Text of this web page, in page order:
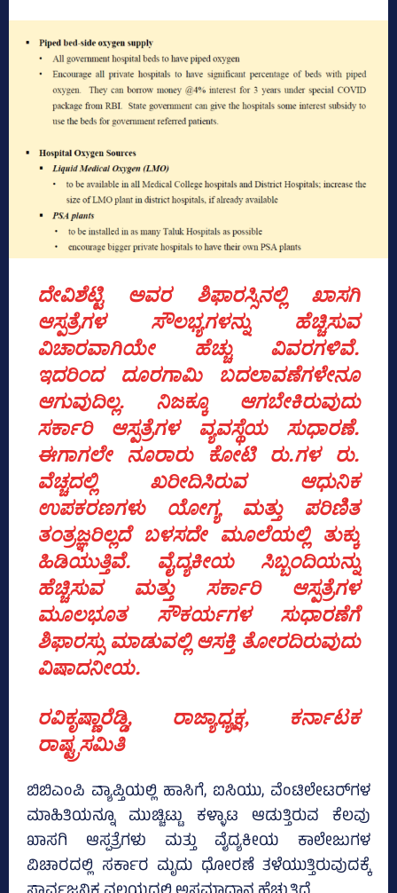
ದೇವಿಶೆಟ್ಟಿ ಅವರ ಶಿಫಾರಸ್ಸಿನಲ್ಲಿ ಖಾಸಗಿ
ಆಸ್ಪತ್ರೆಗಳ ಸೌಲಭ್ಯಗಳನ್ನು ಹೆಚ್ಚಿಸುವ
ವಿಚಾರವಾಗಿಯೇ ಹೆಚ್ಚು ವಿವರಗಳಿವೆ.
ಇದರಿಂದ ದೂರಗಾಮಿ ಬದಲಾವಣೆಗಳೇನೂ
ಆಗುವುದಿಲ್ಲ. ನಿಜಕ್ಕೂ ಆಗಬೇಕಿರುವುದು
ಸರ್ಕಾರಿ ಆಸ್ಪತ್ರೆಗಳ ವ್ಯವಸ್ಥೆಯ ಸುಧಾರಣೆ.
ಈಗಾಗಲೇ ನೂರಾರು ಕೋಟಿ ರು.ಗಳ ರು.
ವೆಚ್ಚದಲ್ಲಿ ಖರೀದಿಸಿರುವ ಆಧುನಿಕ
ಉಪಕರಣಗಳು ಯೋಗ್ಯ ಮತ್ತು ಪರಿಣಿತ
ತಂತ್ರಜ್ಞರಿಲ್ಲದೆ ಬಳಸದೇ ಮೂಲೆಯಲ್ಲಿ ತುಕ್ಕು
ಹಿಡಿಯುತ್ತಿವೆ. ವೈದ್ಯಕೀಯ ಸಿಬ್ಬಂದಿಯನ್ನು
ಹೆಚ್ಚಿಸುವ ಮತ್ತು ಸರ್ಕಾರಿ ಆಸ್ಪತ್ರೆಗಳ
ಮೂಲಭೂತ ಸೌಕರ್ಯಗಳ ಸುಧಾರಣೆಗೆ
ಶಿಫಾರಸ್ಸು ಮಾಡುವಲ್ಲಿ ಆಸಕ್ತಿ ತೋರದಿರುವುದು
ವಿಷಾದನೀಯ.
ರವಿಕೃಷ್ಣಾರೆಡ್ಡಿ, ರಾಜ್ಯಾಧ್ಯಕ್ಷ, ಕರ್ನಾಟಕ
ರಾಷ್ಟ್ರಸಮಿತಿ
ಬಿಬಿಎಂಪಿ ವ್ಯಾಪ್ತಿಯಲ್ಲಿ ಹಾಸಿಗೆ, ಐಸಿಯು, ವೆಂಟಿಲೇಟರ್‌ಗಳ
ಮಾಹಿತಿಯನ್ನೂ ಮುಚ್ಚಿಟ್ಟು ಕಳ್ಳಾಟ ಆಡುತ್ತಿರುವ ಕೆಲವು
ಖಾಸಗಿ ಆಸ್ಪತ್ರೆಗಳು ಮತ್ತು ವೈದ್ಯಕೀಯ ಕಾಲೇಜುಗಳ
ವಿಚಾರದಲ್ಲಿ ಸರ್ಕಾರ ಮೃದು ಧೋರಣೆ ತಳೆಯುತ್ತಿರುವುದಕ್ಕೆ